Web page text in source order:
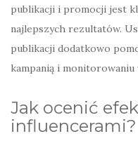
publikacji i promocji jest
najlepszych rezultatów.
publikacji dodatkowo
kampanią i monitorowaniu
Jak ocenić
influencerami?